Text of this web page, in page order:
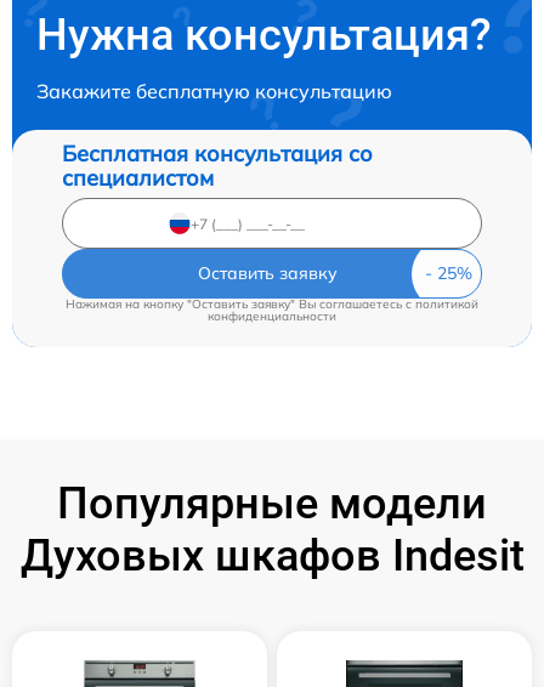
Нужна консультация?
Закажите бесплатную консультацию
Бесплатная консультация со
специалистом
Оставить заявку
Нажимая на кнопку "Оставить заявку" Вы соглашаетесь c политикой
конфиденциальности
Популярные модели
Духовых шкафов Indesit